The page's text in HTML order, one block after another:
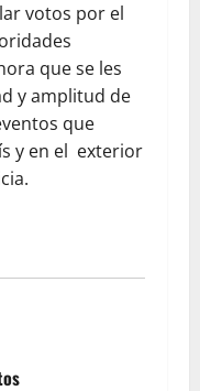
votos por el
que se les
y amplitud de
que
y en el exterior